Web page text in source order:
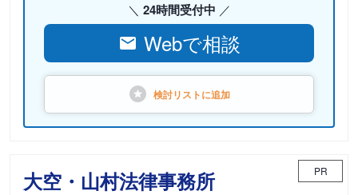
24時間受付中
Webで相談
検討リストに追加
大空・山村法律事務所 PR